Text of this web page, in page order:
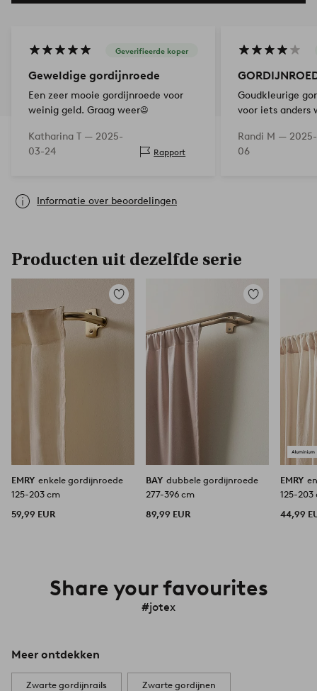
Geverifieerde koper
Geweldige gordijnroede
Een zeer mooie gordijnroede voor
weinig geld. Graag weer☺️
Katharina T — 2025-
03-24
Rapport
Goudkleurige
voor iets anders
Aanbevolen!
Randi M — 2025-
06
Informatie over beoordelingen
Producten uit dezelfde serie
Toevoegen
favorieten
EMRY enkele gordijnroede
125-203 cm
59,99 EUR
Toevoegen
favorieten
BAY dubbele gordijnroede
277-396 cm
89,99 EUR
EMRY
125-203
44,99
Share your favourites
#jotex
Meer ontdekken
Zwarte gordijnrails Zwarte gordijnen